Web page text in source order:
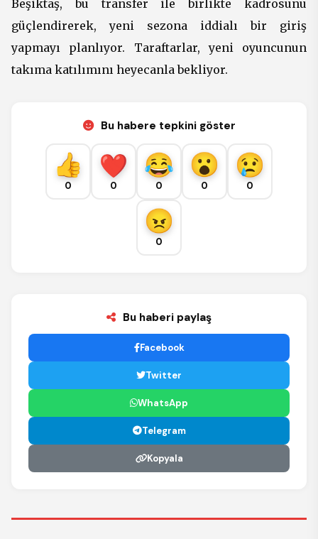
Beşiktaş, bu transfer ile birlikte kadrosunu
güçlendirerek, yeni sezona iddialı bir giriş
yapmayı planlıyor. Taraftarlar, yeni oyuncunun
takıma katılımını heyecanla bekliyor.
Bu habere tepkini göster
0 0 0 0 0
0
Bu haberi paylaş
Facebook
Twitter
WhatsApp
Telegram
Kopyala